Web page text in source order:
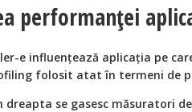
performanţei
e influențează aplicaţia pe
folosit atat în termeni de
dreapta se gasesc măsuratori